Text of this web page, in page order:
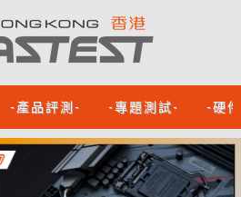
-產品評測- -專題測試- -硬